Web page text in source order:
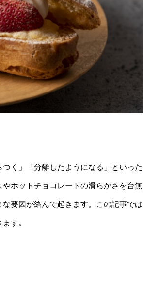
く」「分離したようになる」といった
ホットチョコレートの滑らかさを台無
要因が絡んで起きます。この記事では
す。